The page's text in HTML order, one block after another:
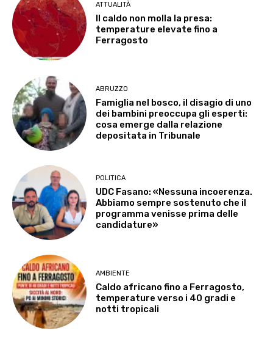
ATTUALITÀ
Il caldo non molla la presa:
temperature elevate fino a
Ferragosto
ABRUZZO
Famiglia nel bosco, il disagio di uno
dei bambini preoccupa gli esperti:
cosa emerge dalla relazione
depositata in Tribunale
POLITICA
UDC Fasano: «Nessuna incoerenza.
Abbiamo sempre sostenuto che il
programma venisse prima delle
candidature»
AMBIENTE
Caldo africano fino a Ferragosto,
temperature verso i 40 gradi e
notti tropicali